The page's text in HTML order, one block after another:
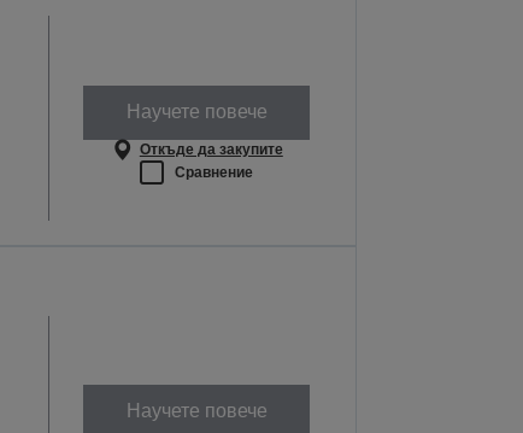
Научете повече
Откъде да закупите
Сравнение
Научете повече